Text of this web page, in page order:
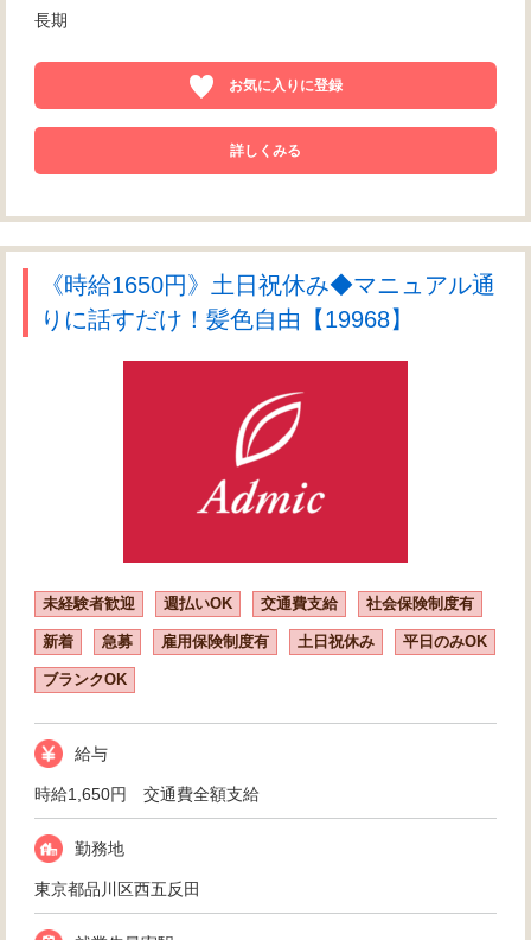
長期
お気に入りに登録
詳しくみる
《時給1650円》土日祝休み◆マニュアル通
りに話すだけ！髪色自由【19968】
未経験者歓迎 週払いOK 交通費支給 社会保険制度有
新着 急募 雇用保険制度有 土日祝休み 平日のみOK
ブランクOK
給与
時給1,650円 交通費全額支給
勤務地
東京都品川区西五反田